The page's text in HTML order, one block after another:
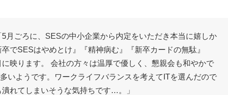
5月ごろに、SESの中小企業から内定をいただき本当に嬉しか
でSESはやめとけ』『精神病む』『新卒カードの無駄』
映ります。 会社の方々は温厚で優しく、懇親会も和やかで
いようです。ワークライフバランスを考えてITを選んだので
れてしまいそうな気持ちです…。」